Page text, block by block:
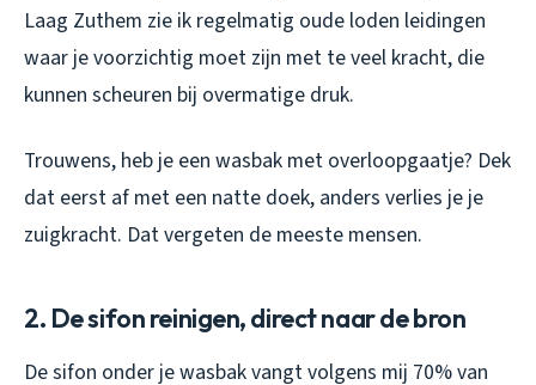
Laag Zuthem zie ik regelmatig oude loden leidingen
waar je voorzichtig moet zijn met te veel kracht, die
kunnen scheuren bij overmatige druk.
Trouwens, heb je een wasbak met overloopgaatje? Dek
dat eerst af met een natte doek, anders verlies je je
zuigkracht. Dat vergeten de meeste mensen.
2. De sifon reinigen, direct naar de bron
De sifon onder je wasbak vangt volgens mij 70% van